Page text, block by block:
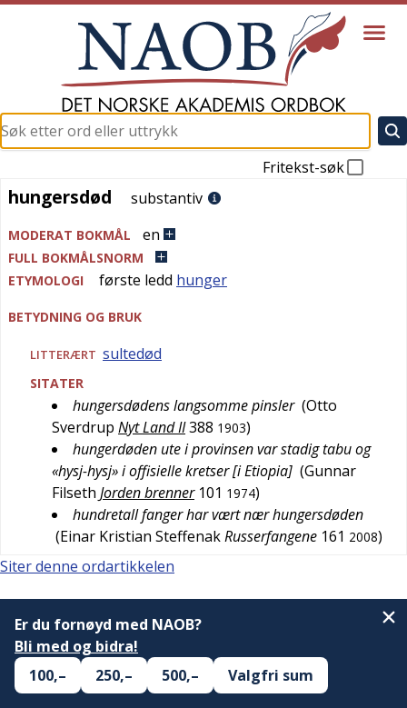
Fritekst-søk
hungersdød
hungersdød substantiv
MODERAT BOKMÅL en
FULL BOKMÅLSNORM
ETYMOLOGI
første ledd hunger
BETYDNING OG BRUK
LITTERÆRT sultedød
SITATER
hungersdødens langsomme pinsler (Otto
Sverdrup Nyt Land II388 1903)
hungerdøden ute i provinsen var stadig tabu og
«hysj-hysj» i offisielle kretser [i Etiopia] (Gunnar
Filseth Jorden brenner 101 1974)
hundretall fanger har vært nær hungersdøden
(Einar Kristian SteffenakRusserfangene 161 2008)
Siter denne ordartikkelen
Er du fornøyd med NAOB?
Bli med og bidra!
100,–
250,– 500,– Valgfri sum